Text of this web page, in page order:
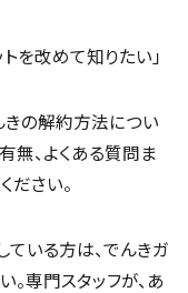
を改めて知りたい」
きの解約方法につい
無、よくある質問ま
ださい。
いる方は、でんきガ
。専門スタッフが、あ